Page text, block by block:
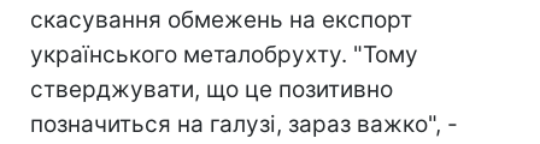
скасування обмежень на експорт
українського металобрухту. "Тому
стверджувати, що це позитивно
позначиться на галузі, зараз важко", -